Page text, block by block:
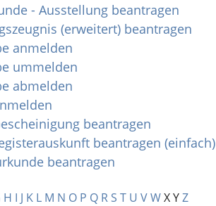
- Ausstellung beantragen
(erweitert) beantragen
anmelden
ummelden
abmelden
beantragen
beantragen (einfach)
beantragen
H I J K L M N O P Q R S T U VWXYZ